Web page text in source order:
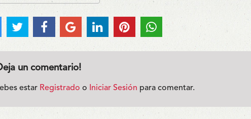
un comentario!
estar Registrado o Iniciar Sesión para comentar.